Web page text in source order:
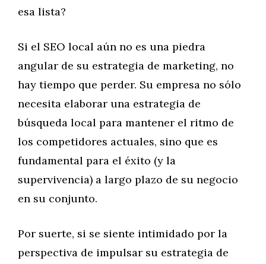
esa lista?
Si el SEO local aún no es una piedra
angular de su estrategia de marketing, no
hay tiempo que perder. Su empresa no sólo
necesita elaborar una estrategia de
búsqueda local para mantener el ritmo de
los competidores actuales, sino que es
fundamental para el éxito (y la
supervivencia) a largo plazo de su negocio
en su conjunto.
Por suerte, si se siente intimidado por la
perspectiva de impulsar su estrategia de